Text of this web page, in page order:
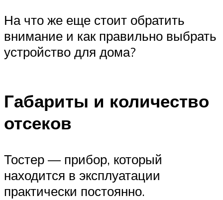
На что же еще стоит обратить
внимание и как правильно выбрать
устройство для дома?
Габариты и количество
отсеков
Тостер — прибор, который
находится в эксплуатации
практически постоянно.